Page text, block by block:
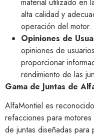
alta calidad y
operación del motor.
Opiniones de
opiniones de
proporcionar
rendimiento de las
Gama de Juntas de
AlfaMontiel es
refacciones para
de juntas diseñadas para